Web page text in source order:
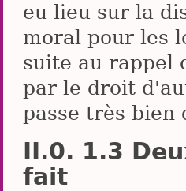
eu lieu sur la
moral pour les
suite au rappel
par le droit
passe très bien
1.3
fait